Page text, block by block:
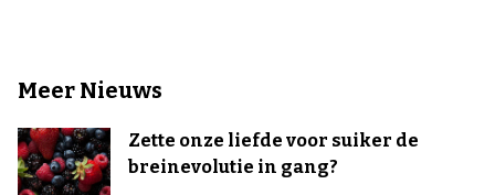
Meer Nieuws
Zette onze liefde voor suiker de
breinevolutie in gang?